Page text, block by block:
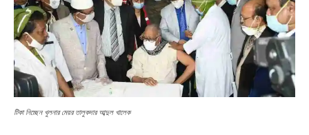
টিকা নিচ্ছেন খুলনার মেয়র তালুকদার আব্দুল খালেক